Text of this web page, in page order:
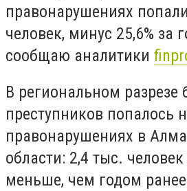
правонарушениях
человек, минус 25,6% за
сообщаю аналитики
В региональном разрезе
преступников попалось
правонарушениях в
области: 2,4 тыс.
меньше, чем годом